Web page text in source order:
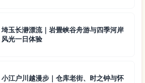
埼玉长瀞漂流｜岩畳峡谷舟游与四季河岸
风光一日体验
小江户川越漫步｜仓库老街、时之钟与怀